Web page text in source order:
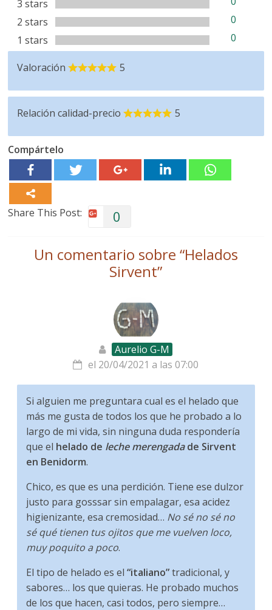
3 stars
2 stars
0
1 stars
0
Valoración 5
Relación calidad-precio 5
Compártelo
Share This Post: 0
Un comentario sobre “Helados
Sirvent”
Aurelio G-M
el 20/04/2021 a las 07:00
Si alguien me preguntara cual es el helado que
más me gusta de todos los que he probado a lo
largo de mi vida, sin ninguna duda respondería
que el helado de leche merengadade Sirvent
en Benidorm.
Chico, es que es una perdición. Tiene ese dulzor
justo para gosssar sin empalagar, esa acidez
higienizante, esa cremosidad… No sé no sé no
sé qué tienen tus ojitos que me vuelven loco,
muy poquito a poco.
El tipo de helado es el“italiano”tradicional, y
sabores… los que quieras. He probado muchos
de los que hacen, casi todos, pero siempre…